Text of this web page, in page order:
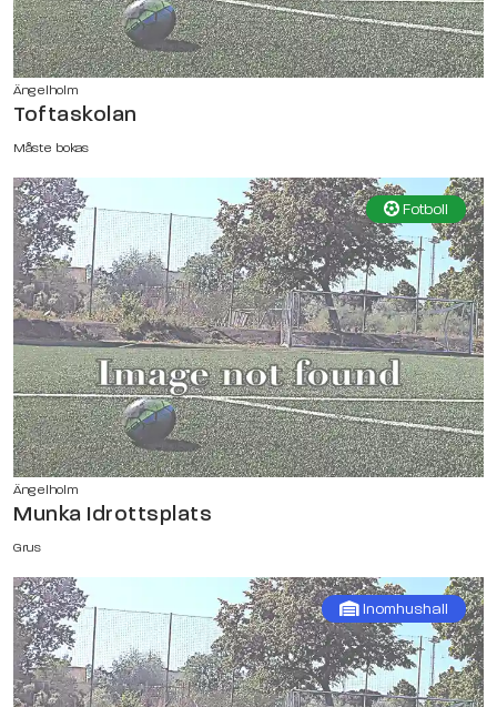
Ängelholm
Toftaskolan
Måste bokas
Fotboll
Ängelholm
Munka Idrottsplats
Grus
Inomhushall